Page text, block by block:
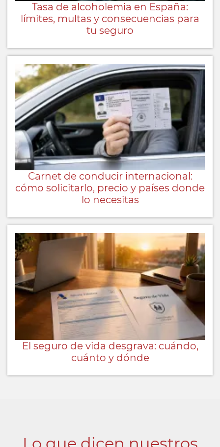
Tasa de alcoholemia en España:
límites, multas y consecuencias para
tu seguro
Carnet de conducir internacional:
cómo solicitarlo, precio y países donde
lo necesitas
El seguro de vida desgrava: cuándo,
cuánto y dónde
Lo que dicen nuestros